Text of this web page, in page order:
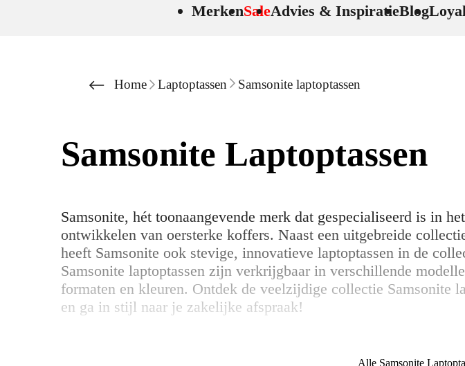
MerkenSaleAdvies & InspiratieBlog
Home Laptoptassen Samsonite laptoptassen
Samsonite Laptoptassen
Samsonite, hét toonaangevende merk dat gespecialiseerd is in het
ontwikkelen van oersterke koffers. Naast een uitgebreide
heeft Samsonite ook stevige, innovatieve laptoptassen in de
Samsonite laptoptassen zijn verkrijgbaar in verschillende
formaten en kleuren. Ontdek de veelzijdige collectie Samsonite
en ga in stijl naar je zakelijke afspraak!
Alle Samsonite